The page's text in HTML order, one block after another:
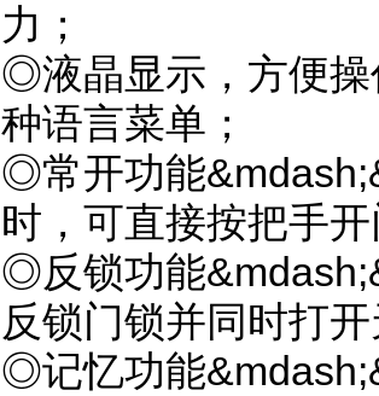
力；
◎液晶显示，方便操
种语言菜单；
◎常开功能
时，可直接按把手
◎反锁功能
反锁门锁并同时打
◎记忆功能